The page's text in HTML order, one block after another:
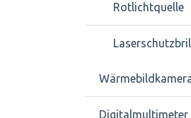
Rotlichtquelle
Digitalmultimeter